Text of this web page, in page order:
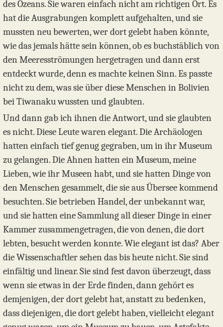
des Ozeans. Sie waren einfach nicht am richtigen Ort. Es
hat die Ausgrabungen komplett aufgehalten, und sie
mussten neu bewerten, wer dort gelebt haben könnte,
wie das jemals hätte sein können, ob es buchstäblich von
den Meeresströmungen hergetragen und dann erst
entdeckt wurde, denn es machte keinen Sinn. Es passte
nicht zu dem, was sie über diese Menschen in Bolivien
bei Tiwanaku wussten und glaubten.
Und dann gab ich ihnen die Antwort, und sie glaubten
es nicht. Diese Leute waren elegant. Die Archäologen
hatten einfach tief genug gegraben, um in ihr Museum
zu gelangen. Die Ahnen hatten ein Museum, meine
Lieben, wie ihr Museen habt, und sie hatten Dinge von
den Menschen gesammelt, die sie aus Übersee kommend
besuchten. Sie betrieben Handel, der unbekannt war,
und sie hatten eine Sammlung all dieser Dinge in einer
Kammer zusammengetragen, die von denen, die dort
lebten, besucht werden konnte. Wie elegant ist das? Aber
die Wissenschaftler sehen das bis heute nicht. Sie sind
einfältig und linear. Sie sind fest davon überzeugt, dass
wenn sie etwas in der Erde finden, dann gehört es
demjenigen, der dort gelebt hat, anstatt zu bedenken,
dass diejenigen, die dort gelebt haben, vielleicht elegant